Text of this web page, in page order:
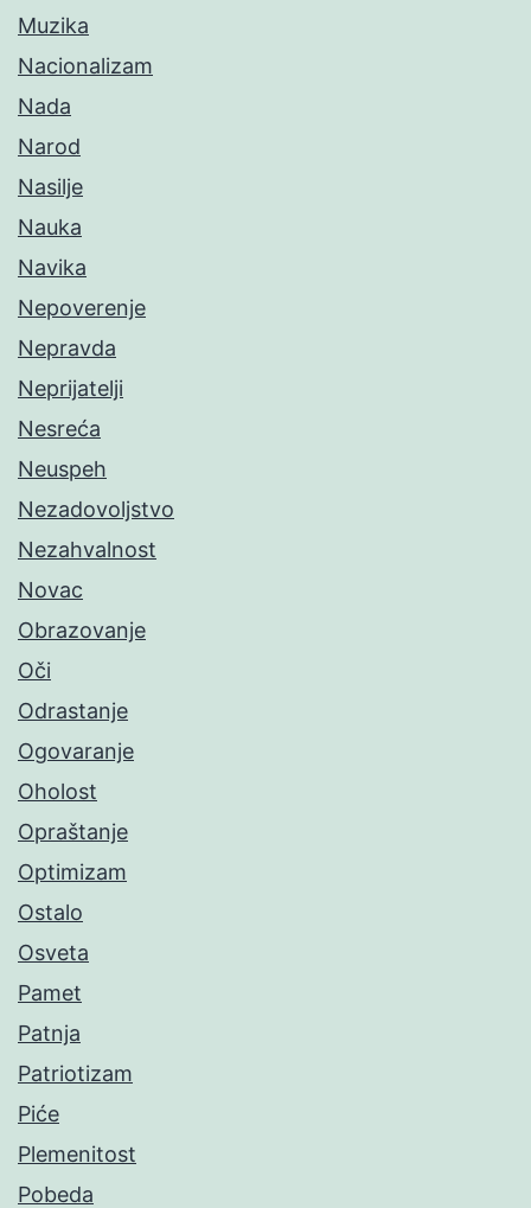
Muzika
Nacionalizam
Nada
Narod
Nasilje
Nauka
Navika
Nepoverenje
Nepravda
Neprijatelji
Nesreća
Neuspeh
Nezadovoljstvo
Nezahvalnost
Novac
Obrazovanje
Oči
Odrastanje
Ogovaranje
Oholost
Opraštanje
Optimizam
Ostalo
Osveta
Pamet
Patnja
Patriotizam
Piće
Plemenitost
Pobeda